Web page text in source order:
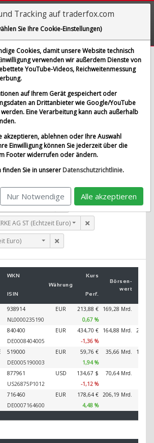
SE, ALLIANZ SE NA O.N.,
AG ST und 1 weitere Aktie
Standard-Vergleich
USD)
Euro)
(Echtzeit Euro)
AG ST (Echtzeit Euro)
Euro)
WKN
Währung
Kurs
Börsen­
wert
ISIN
Perf.
938914 EUR 213,88 € 169,28 Mrd.
NL0000235190
0,67 %
840400 EUR 434,70 € 164,88 Mrd.
DE0008404005
-1,36 %
519000 EUR 59,76 € 35,66 Mrd.
DE0005190003
1,94 %
877961 USD 134,67 $ 70,64 Mrd.
US26875P1012
-1,12 %
716460 EUR 178,64 € 206,19 Mrd.
DE0007164600
4,48 %
Tracking auf traderfox.com
Sie Ihre Cookie-Einstellungen)
Cookies, damit unsere Website technisch
verwenden wir außerdem Dienste von
YouTube-Videos, Reichweitenmessung
auf Ihrem Gerät gespeichert oder
an Drittanbieter wie Google/YouTube
Eine Verarbeitung kann auch außerhalb
akzeptieren, ablehnen oder Ihre Auswahl
Einwilligung können Sie jederzeit über die
Footer widerrufen oder ändern.
Sie in unserer Datenschutzrichtlinie.
Nur Notwendige Alle akzeptieren